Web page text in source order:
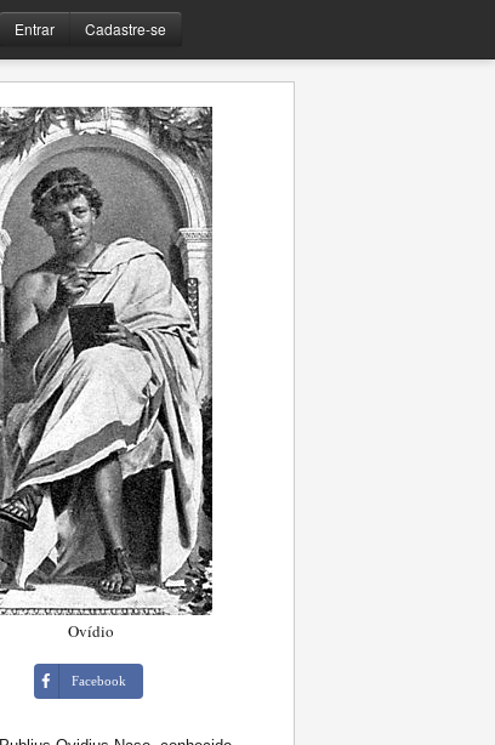
Entrar Cadastre-se
Ovídio
Facebook